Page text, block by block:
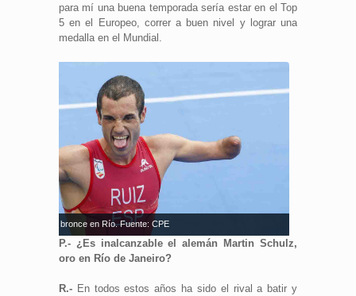
para mí una buena temporada sería estar en el Top
5 en el Europeo, correr a buen nivel y lograr una
medalla en el Mundial.
celebra el bronce en Río. Fuente: CPE
P.- ¿Es inalcanzable el alemán Martin Schulz,
oro en Río de Janeiro?
R.- En todos estos años ha sido el rival a batir y